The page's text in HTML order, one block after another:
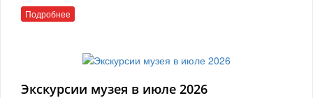
Подробнее
Экскурсии музея в июле 2026